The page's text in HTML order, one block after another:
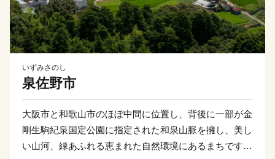
いずみさのし
泉佐野市
大阪市と和歌山市のほぼ中間に位置し、背後に一部が金
剛生駒紀泉国定公園に指定された和泉山脈を擁し、美し
い山河、緑あふれる恵まれた自然環境にあるまちです。